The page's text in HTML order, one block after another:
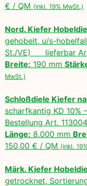
€ / QM (inkl. 19% MwSt.)
Nord. Kiefer
gehobelt, u/s-
St./VE) lieferbar
Breite: 190 mm
MwSt.)
Schloßdiele Kiefer
scharfkantig KD
Bestellung Art.
Länge: 8.000 mm
150,00 € / QM (inkl.
Märk. Kiefer
getrocknet,